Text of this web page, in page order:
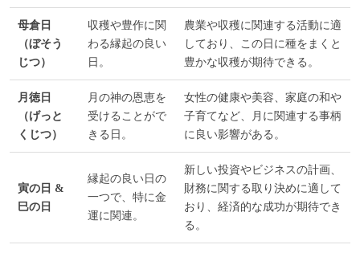
母倉日
（ぼそう
じつ）
収穫や豊作に関
わる縁起の良い
日。
農業や収穫に関連する活動に適
しており、この日に種をまくと
豊かな収穫が期待できる。
月徳日
（げっと
くじつ）
月の神の恩恵を
受けることがで
きる日。
女性の健康や美容、家庭の和や
子育てなど、月に関連する事柄
に良い影響がある。
寅の日 &
巳の日
縁起の良い日の
一つで、特に金
運に関連。
新しい投資やビジネスの計画、
財務に関する取り決めに適して
おり、経済的な成功が期待でき
る。